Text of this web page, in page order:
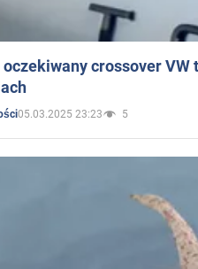
oczekiwany crossover
05.03.2025 23:23 5